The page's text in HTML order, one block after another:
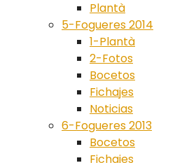
Plantà
5-Fogueres 2014
1-Plantà
2-Fotos
Bocetos
Fichajes
Noticias
6-Fogueres 2013
Bocetos
Fichajes